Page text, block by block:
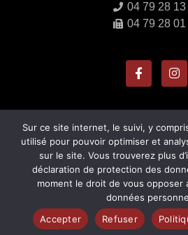
04 79 28 13
04 79 28 01
© Tous droits réservés
Domaine Perceval
Sur ce site internet, le suivi, y
utilisé pour pouvoir optimiser et
sur le site. Vous trouverez plus
déclaration de protection des
moment le droit de vous opposer
données
Accepter
Refuser